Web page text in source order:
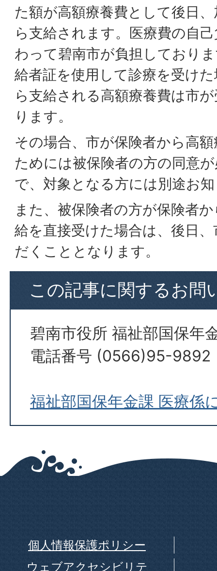
た額が高額療養費として後日
ら支給されます。医療費の自
わって碧南市が負担しており
給者証を使用して診療を受け
ら支給される高額療養費は市
ります。
その場合、市が保険者から高
ためには被保険者の方の同意
で、対象となる方には別途お
また、被保険者の方が保険者
給を直接受けた場合は、後日
だくこととなります。
この記事に関するお問
碧南市役所 福祉部国保年
電話番号 (0566)95-9892
福祉部国保年金課 医療係
個人情報保護ポリシー
ウェブアクセシビリテ